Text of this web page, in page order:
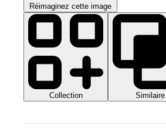
Réimaginez cette image
Collection Similaire